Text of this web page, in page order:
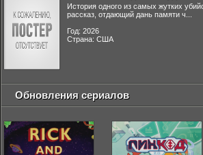
История одного из самых жутких
рассказ, отдающий дань памяти ч...
Год: 2026
Страна: США
Обновления сериалов